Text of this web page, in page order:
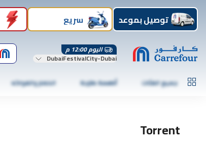
توصيل بموعد سريع
اليوم 12:00 م
DubaiFestivalCity-Dubai
جميع الفئات أطعمة طازجة الخضار والفواكه
Torrent